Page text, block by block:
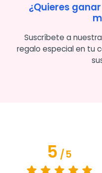
¿Quieres
Suscríbete a
regalo especial en tu
5/5